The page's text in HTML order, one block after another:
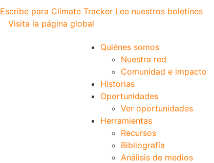
Escribe para Climate Tracker Lee nuestros boletines
Visita la página global
Quiénes somos
Nuestra red
Comunidad e impacto
Historias
Oportunidades
Ver oportunidades
Herramientas
Recursos
Bibliografía
Análisis de medios